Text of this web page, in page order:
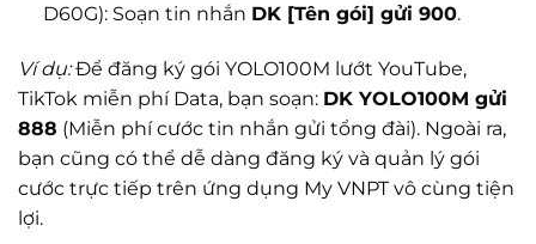
D60G): Soạn tin nhắn DK [Tên gói] gửi 900.
Ví dụ:Để đăng ký gói YOLO100M lướt YouTube,
TikTok miễn phí Data, bạn soạn: DK YOLO100M gửi
888 (Miễn phí cước tin nhắn gửi tổng đài). Ngoài ra,
bạn cũng có thể dễ dàng đăng ký và quản lý gói
cước trực tiếp trên ứng dụng My VNPT vô cùng tiện
lợi.